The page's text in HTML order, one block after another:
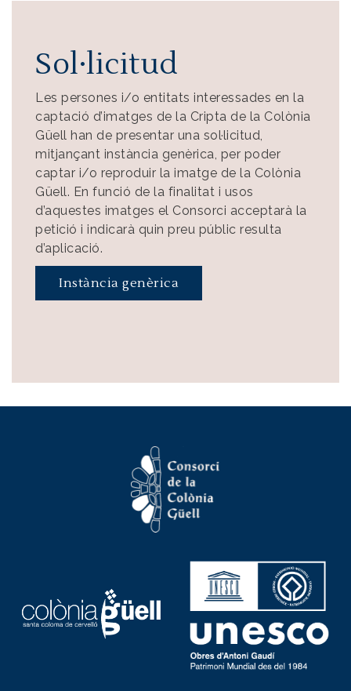
Sol·licitud
Les persones i/o entitats interessades en la
captació d’imatges de la Cripta de la Colònia
Güell han de presentar una sol·licitud,
mitjançant instància genèrica, per poder
captar i/o reproduir la imatge de la Colònia
Güell. En funció de la finalitat i usos
d’aquestes imatges el Consorci acceptarà la
petició i indicarà quin preu públic resulta
d’aplicació.
Instància genèrica